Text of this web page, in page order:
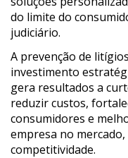
do limite do
judiciário.
A prevenção de
investimento
gera resultados a
reduzir custos,
consumidores e
empresa no
competitividade.